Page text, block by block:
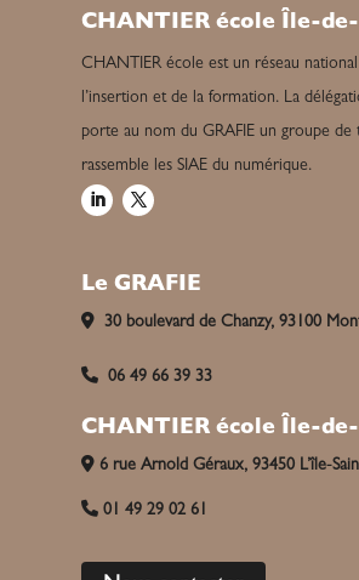
CHANTIER école Île-
CHANTIER école est un réseau national
l’insertion et de la formation. La
porte au nom du GRAFIE un groupe de
rassemble les SIAE du numérique.
Le GRAFIE
30 boulevard de Chanzy, 93100
06 49 66 39 33
CHANTIER école Île-
6 rue Arnold Géraux, 93450 L’île-
01 49 29 02 61